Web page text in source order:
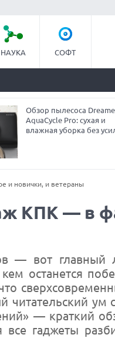
НАУКА СОФТ
Обзор пылесоса
AquaCycle Pro: сухая и
влажная уборка без
и новички, и ветераны
КПК — в
— вот
останется
ум
— краткий
все гаджеты